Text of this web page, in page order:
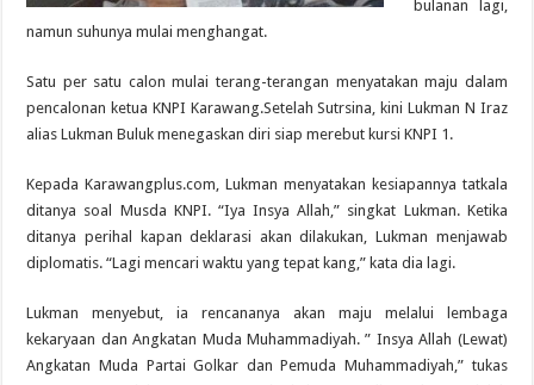
bulanan lagi,
namun suhunya mulai menghangat.
Satu per satu calon mulai terang-terangan menyatakan maju dalam
pencalonan ketua KNPI Karawang.Setelah Sutrsina, kini Lukman N Iraz
alias Lukman Buluk menegaskan diri siap merebut kursi KNPI 1.
Kepada Karawangplus.com, Lukman menyatakan kesiapannya tatkala
ditanya soal Musda KNPI. “Iya Insya Allah,” singkat Lukman. Ketika
ditanya perihal kapan deklarasi akan dilakukan, Lukman menjawab
diplomatis. “Lagi mencari waktu yang tepat kang,” kata dia lagi.
Lukman menyebut, ia rencananya akan maju melalui lembaga
kekaryaan dan Angkatan Muda Muhammadiyah. ” Insya Allah (Lewat)
Angkatan Muda Partai Golkar dan Pemuda Muhammadiyah,” tukas